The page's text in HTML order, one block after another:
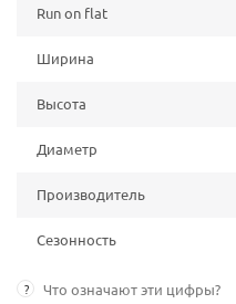
Run on flat
Ширина
Высота
Диаметр
Производитель
Сезонность
? Что означают эти цифры?